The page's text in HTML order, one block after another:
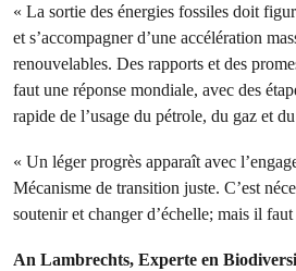
« La sortie des énergies fossiles doit
et s’accompagner d’une accélération
renouvelables. Des rapports et des
faut une réponse mondiale, avec des
rapide de l’usage du pétrole, du gaz et
« Un léger progrès apparaît avec
Mécanisme de transition juste. C’est
soutenir et changer d’échelle; mais il
An Lambrechts, Experte en